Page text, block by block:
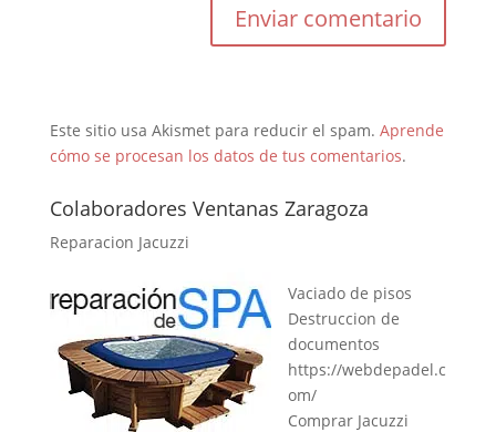
Este sitio usa Akismet para reducir el spam. Aprende
cómo se procesan los datos de tus comentarios.
Colaboradores Ventanas Zaragoza
Reparacion Jacuzzi
Vaciado de pisos
Destruccion de
documentos
https://webdepadel.c
om/
Comprar Jacuzzi